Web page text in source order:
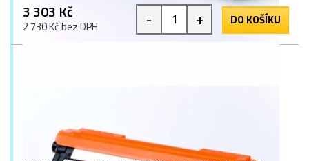
3 303 Kč
2 730 Kč bez DPH - + DO KOŠÍKU